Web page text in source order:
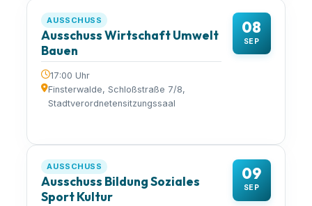
08
SEP
AUSSCHUSS
Ausschuss Wirtschaft Umwelt
Bauen
17:00 Uhr
Finsterwalde, Schloßstraße 7/8,
Stadtverordnetensitzungssaal
09
SEP
AUSSCHUSS
Ausschuss Bildung Soziales
Sport Kultur